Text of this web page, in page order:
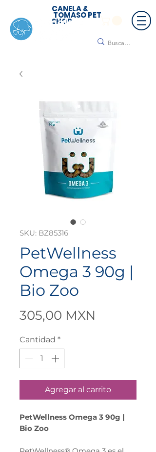
CANELA &
TOMASO PET
SHOP
SKU: BZ85316
PetWellness
Omega 3 90g |
Bio Zoo
305,00 MXN
Cantidad *
Agregar al carrito
PetWellness Omega 3 90g |
Bio Zoo